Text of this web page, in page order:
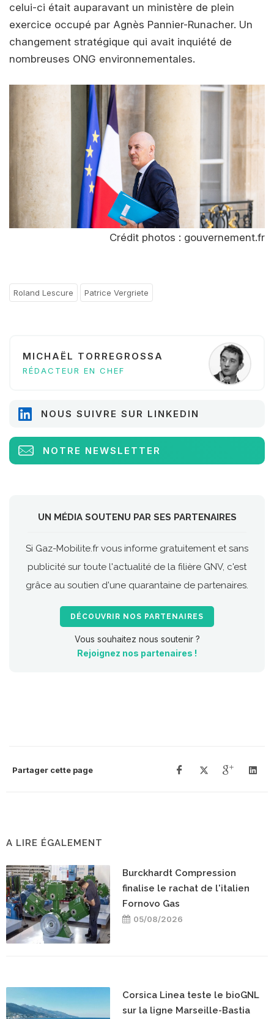
celui-ci était auparavant un ministère de plein
exercice occupé par Agnès Pannier-Runacher. Un
changement stratégique qui avait inquiété de
nombreuses ONG environnementales.
Crédit photos : gouvernement.fr
Roland Lescure Patrice Vergriete
MICHAËL TORREGROSSA
RÉDACTEUR EN CHEF
NOUS SUIVRE SUR LINKEDIN
NOTRE NEWSLETTER
UN MÉDIA SOUTENU PAR SES PARTENAIRES
Si Gaz-Mobilite.fr vous informe gratuitement et sans
publicité sur toute l'actualité de la filière GNV, c'est
grâce au soutien d'une quarantaine de partenaires.
DÉCOUVRIR NOS PARTENAIRES
Vous souhaitez nous soutenir ?
Rejoignez nos partenaires !
Partager cette page
A LIRE ÉGALEMENT
Burckhardt Compression
finalise le rachat de l'italien
Fornovo Gas
05/08/2026
Corsica Linea teste le bioGNL
sur la ligne Marseille-Bastia